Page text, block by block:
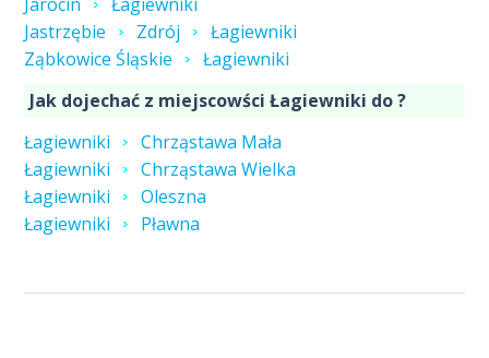
Jastrzębie
Zdrój
Łagiewniki
Ząbkowice Śląskie
Łagiewniki
Jak dojechać z miejscowści Łagiewniki do ?
Łagiewniki
Chrząstawa Mała
Łagiewniki
Chrząstawa Wielka
Łagiewniki
Oleszna
Łagiewniki
Pławna